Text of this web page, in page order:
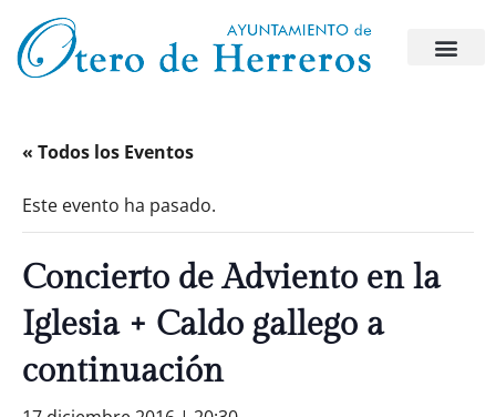
« Todos los Eventos
Este evento ha pasado.
Concierto de Adviento en la
Iglesia + Caldo gallego a
continuación